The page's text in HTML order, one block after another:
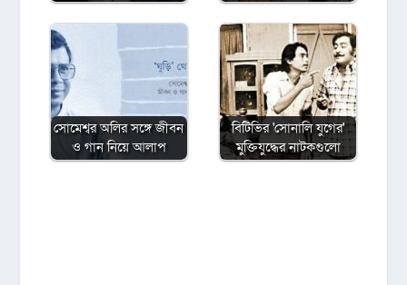
সোমেশ্বর অলির সঙ্গে জীবন
ও গান নিয়ে আলাপ
বিটিভির ‌'সোনালি যুগের'
মুক্তিযুদ্ধের নাটকগুলো